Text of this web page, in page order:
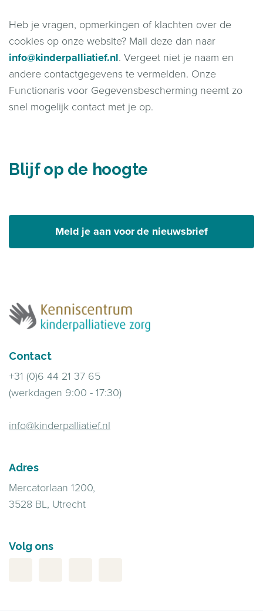
Heb je vragen, opmerkingen of klachten over de
cookies op onze website? Mail deze dan naar
info@kinderpalliatief.nl. Vergeet niet je naam en
andere contactgegevens te vermelden. Onze
Functionaris voor Gegevensbescherming neemt zo
snel mogelijk contact met je op.
Blijf op de hoogte
Meld je aan voor de nieuwsbrief
Contact
+31 (0)6 44 21 37 65
(werkdagen 9:00 - 17:30)
info@kinderpalliatief.nl
Adres
Mercatorlaan 1200,
3528 BL, Utrecht
Volg ons